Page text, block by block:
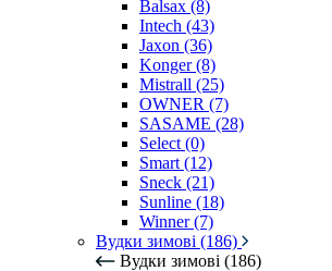
Balsax (8)
Intech (43)
Jaxon (36)
Konger (8)
Mistrall (25)
OWNER (7)
SASAME (28)
Select (0)
Smart (12)
Sneck (21)
Sunline (18)
Winner (7)
Вудки зимові (186)
Вудки зимові (186)